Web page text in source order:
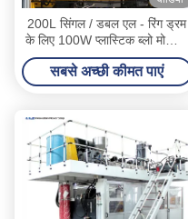
200L सिंगल / डबल एल - रिंग ड्रम
के लिए 100W प्लास्टिक ब्लो मोल्डिंग
मशीन
सबसे अच्छी कीमत पाएं